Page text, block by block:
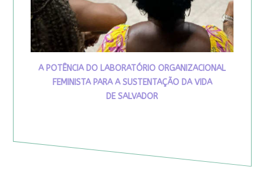
A POTÊNCIA DO LABORATÓRIO ORGANIZACIONAL
FEMINISTA PARA A SUSTENTAÇÃO DA VIDA
DE SALVADOR